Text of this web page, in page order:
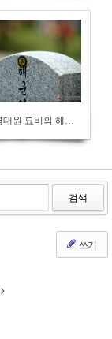
어느 해병대원 묘비의 해병대앵카
검색
쓰기